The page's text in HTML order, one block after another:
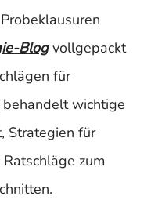
Blogvollgepackt
für
wichtige
Strategien für
zum